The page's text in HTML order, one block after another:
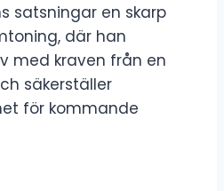
satsningar en skarp
där han
med kraven från en
säkerställer
för kommande